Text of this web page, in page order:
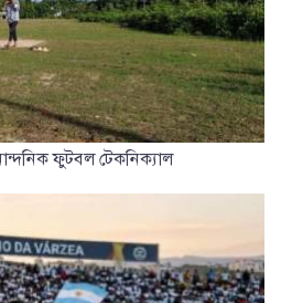
ফুটবল টেকনিক্যাল